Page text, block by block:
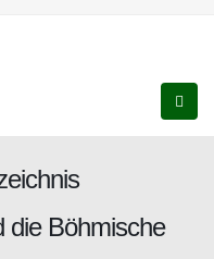
die Böhmische